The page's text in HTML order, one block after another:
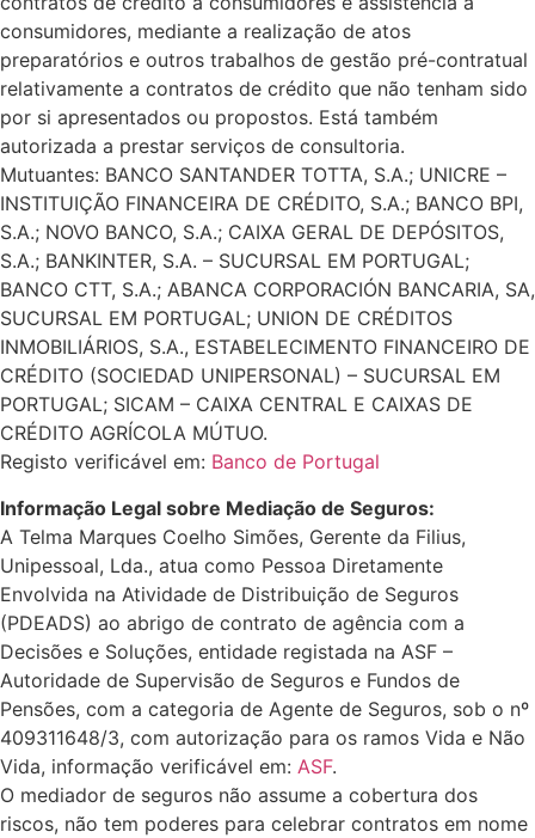
consumidores, mediante a realização de atos
preparatórios e outros trabalhos de gestão pré-contratual
relativamente a contratos de crédito que não tenham sido
por si apresentados ou propostos. Está também
autorizada a prestar serviços de consultoria.
Mutuantes: BANCO SANTANDER TOTTA, S.A.; UNICRE –
INSTITUIÇÃO FINANCEIRA DE CRÉDITO, S.A.; BANCO BPI,
S.A.; NOVO BANCO, S.A.; CAIXA GERAL DE DEPÓSITOS,
S.A.; BANKINTER, S.A. – SUCURSAL EM PORTUGAL;
BANCO CTT, S.A.; ABANCA CORPORACIÓN BANCARIA, SA,
SUCURSAL EM PORTUGAL; UNION DE CRÉDITOS
INMOBILIÁRIOS, S.A., ESTABELECIMENTO FINANCEIRO DE
CRÉDITO (SOCIEDAD UNIPERSONAL) – SUCURSAL EM
PORTUGAL; SICAM – CAIXA CENTRAL E CAIXAS DE
CRÉDITO AGRÍCOLA MÚTUO.
Registo verificável em: Banco de Portugal
Informação Legal sobre Mediação de Seguros:
A Telma Marques Coelho Simões, Gerente da Filius,
Unipessoal, Lda., atua como Pessoa Diretamente
Envolvida na Atividade de Distribuição de Seguros
(PDEADS) ao abrigo de contrato de agência com a
Decisões e Soluções, entidade registada na ASF –
Autoridade de Supervisão de Seguros e Fundos de
Pensões, com a categoria de Agente de Seguros, sob o nº
409311648/3, com autorização para os ramos Vida e Não
Vida, informação verificável em: ASF.
O mediador de seguros não assume a cobertura dos
riscos, não tem poderes para celebrar contratos em nome